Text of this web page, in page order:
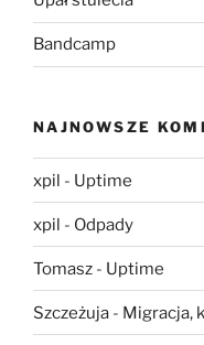
Bandcamp
NAJNOWSZE
xpil - Uptime
xpil - Odpady
Tomasz - Uptime
Szczeżuja - Migracja,